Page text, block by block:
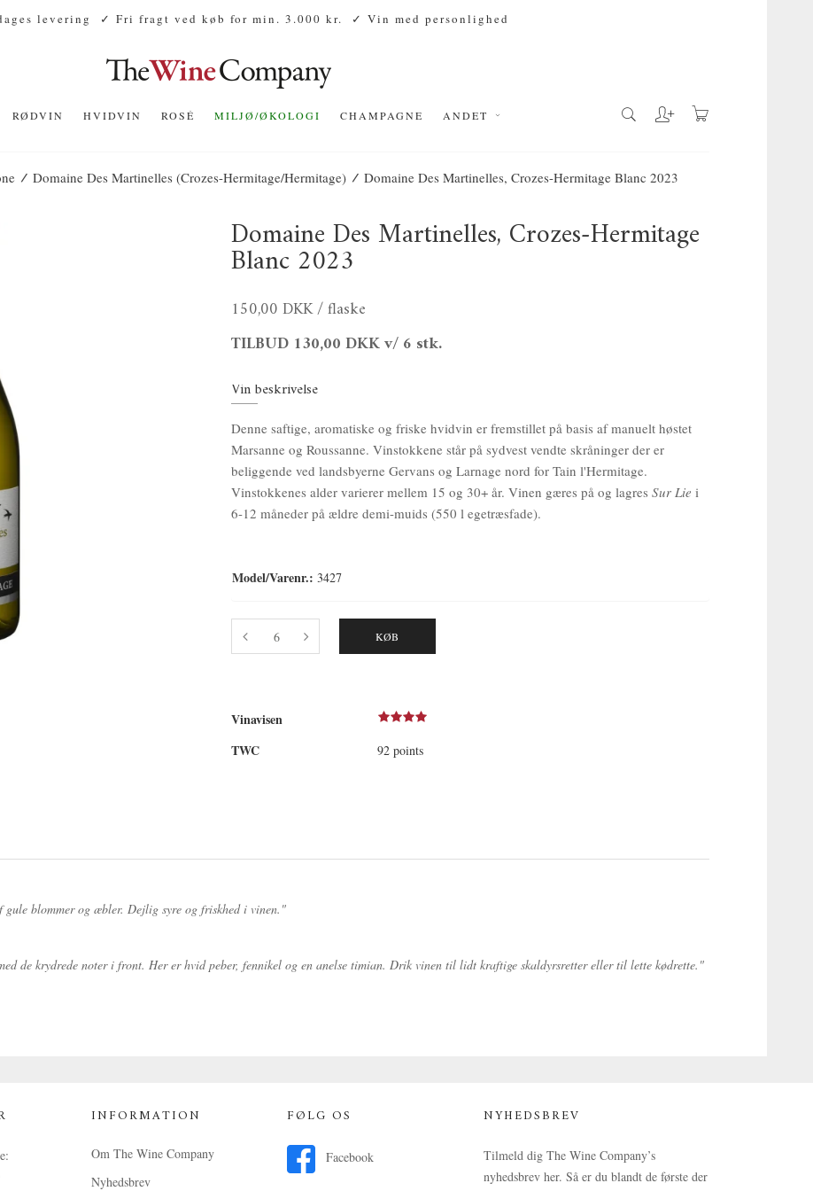
levering ✓ Fri fragt ved køb for min. 3.000 kr. ✓ Vin med personlighed
RØDVIN HVIDVIN ROSÉ MILJØ/ØKOLOGI CHAMPAGNE ANDET
/ Domaine Des Martinelles (Crozes-Hermitage/Hermitage) / Domaine Des Martinelles, Crozes-Hermitage Blanc 2023
Domaine Des Martinelles, Crozes-Hermitage
Blanc 2023
150,00 DKK/ flaske
TILBUD 130,00 DKKv/ 6 stk.
Vin beskrivelse
Denne saftige, aromatiske og friske hvidvin er fremstillet på basis af manuelt høstet
Marsanne og Roussanne. Vinstokkene står på sydvest vendte skråninger der er
beliggende ved landsbyerne Gervans og Larnage nord for Tain l'Hermitage.
Vinstokkenes alder varierer mellem 15 og 30+ år. Vinen gæres på og lagres Sur Lie i
6-12 måneder på ældre demi-muids (550 l egetræsfade).
Model/Varenr.: 3427
KØB
Vinavisen
TWC
92 points
blommer og æbler. Dejlig syre og friskhed i vinen."
de krydrede noter i front. Her er hvid peber, fennikel og en anelse timian. Drik vinen til lidt kraftige skaldyrsretter eller til lette kødrette."
INFORMATION
Om The Wine Company
Nyhedsbrev
FØLG OS
Facebook
NYHEDSBREV
Tilmeld dig The Wine Company’s
nyhedsbrev her. Så er du blandt de første der